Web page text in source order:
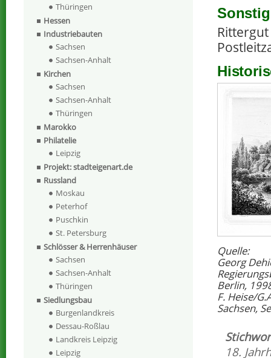
Quelle:
Georg
Berlin,
F. Heise/
Sachsen,
18.
Thüringen
Hessen
Industriebauten
Sachsen
Sachsen-Anhalt
Kirchen
Sachsen
Sachsen-Anhalt
Thüringen
Marokko
Philatelie
Leipzig
Projekt: stadteigenart.de
Russland
Moskau
Peterhof
Puschkin
St. Petersburg
Schlösser & Herrenhäuser
Sachsen
Sachsen-Anhalt
Thüringen
Siedlungsbau
Burgenlandkreis
Dessau-Roßlau
Landkreis Leipzig
Leipzig